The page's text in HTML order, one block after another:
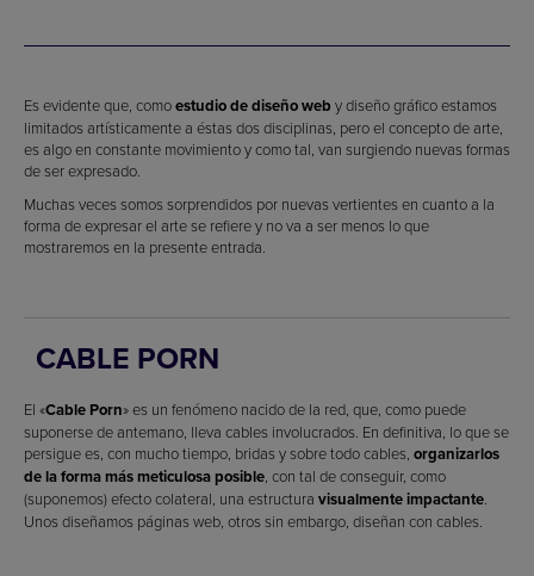
Es evidente que, comoestudio de diseño web y diseño gráfico estamos
limitados artísticamente a éstas dos disciplinas, pero el concepto de arte,
es algo en constante movimiento y como tal, van surgiendo nuevas formas
de ser expresado.
Muchas veces somos sorprendidos por nuevas vertientes en cuanto a la
forma de expresar el arte se refiere y no va a ser menos lo que
mostraremos en la presente entrada.
CABLE PORN
El «Cable Porn» es un fenómeno nacido de la red, que, como puede
suponerse de antemano, lleva cables involucrados. En definitiva, lo que se
persigue es, con mucho tiempo, bridas y sobre todo cables, organizarlos
de la forma más meticulosa posible, con tal de conseguir, como
(suponemos) efecto colateral, una estructura visualmente impactante.
Unos diseñamos páginas web, otros sin embargo, diseñan con cables.